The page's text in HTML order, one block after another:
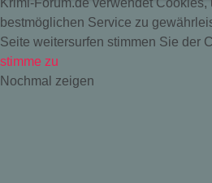
bestmöglichen Service zu
Seite weitersurfen stimmen Sie der
stimme zu
Nochmal zeigen